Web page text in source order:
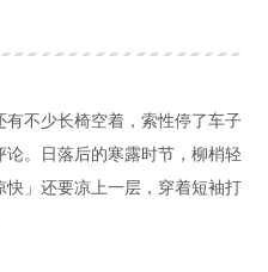
不少长椅空着，索性停了车子
。日落后的寒露时节，柳梢轻
」还要凉上一层，穿着短袖打